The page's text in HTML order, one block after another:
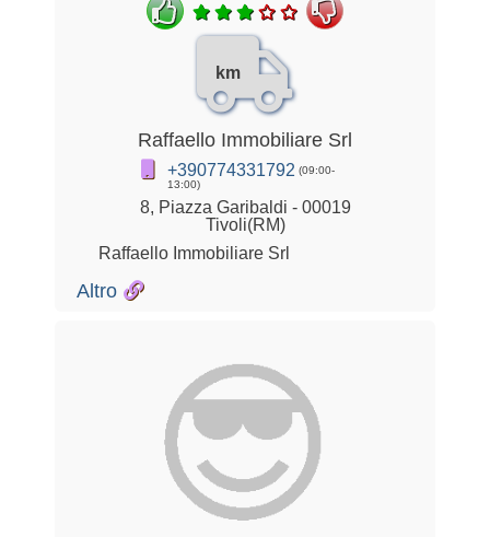
km
Raffaello Immobiliare Srl
+390774331792 (09:00-
13:00)
8, Piazza Garibaldi - 00019
Tivoli(RM)
Raffaello Immobiliare Srl
Altro